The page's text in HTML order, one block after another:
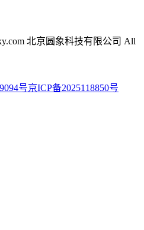
北京圆象科技有限公司 All
号京ICP备2025118850号